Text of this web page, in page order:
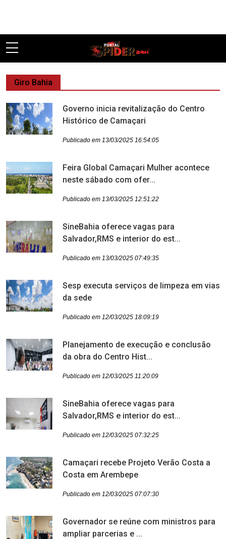
Giro Bahia
Governo inicia revitalização do Centro
Histórico de Camaçari
Publicado em 13/03/2025 16:54:05
Feira Global Camaçari Mulher acontece
neste sábado com ofer...
Publicado em 13/03/2025 12:51:22
SineBahia oferece vagas para
Salvador,RMS e interior do est...
Publicado em 13/03/2025 07:49:35
Sesp executa serviços de limpeza em vias
da sede
Publicado em 12/03/2025 18:09:19
Planejamento de execução e conclusão
da obra do Centro Hist...
Publicado em 12/03/2025 11:20:09
SineBahia oferece vagas para
Salvador,RMS e interior do est...
Publicado em 12/03/2025 07:32:25
Camaçari recebe Projeto Verão Costa a
Costa em Arembepe
Publicado em 12/03/2025 07:07:30
Governador se reúne com ministros para
ampliar parcerias e ...